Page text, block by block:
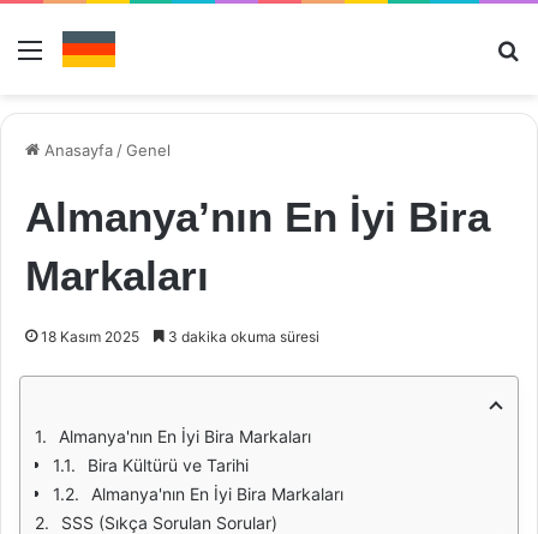
Menü
Anasayfa /Genel
Almanya’nın En İyi Bira
Markaları
18 Kasım 2025 3 dakika okuma süresi
Almanya'nın En İyi Bira Markaları
Bira Kültürü ve Tarihi
Almanya'nın En İyi Bira Markaları
SSS (Sıkça Sorulan Sorular)